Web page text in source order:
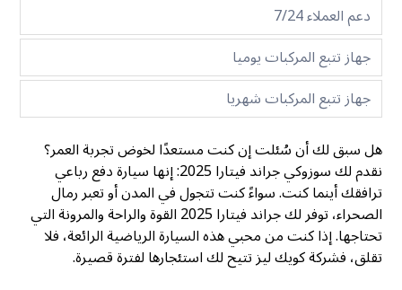
دعم العملاء 7/24
جهاز تتبع المركبات يوميا
جهاز تتبع المركبات شهريا
هل سبق لك أن سُئلت إن كنت مستعدًا لخوض تجربة العمر؟
نقدم لك سوزوكي جراند فيتارا 2025: إنها سيارة دفع رباعي
ترافقك أينما كنت. سواءً كنت تتجول في المدن أو تعبر رمال
الصحراء، توفر لك جراند فيتارا 2025 القوة والراحة والمرونة التي
تحتاجها. إذا كنت من محبي هذه السيارة الرياضية الرائعة، فلا
تقلق، فشركة كويك ليز تتيح لك استئجارها لفترة قصيرة.